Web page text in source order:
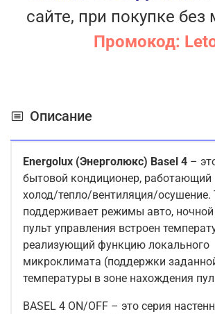
сайте, при покупке
Промокод:
Описание
Energolux (Энерголюкс) Basel 4 –
бытовой кондиционер,
холод/тепло/вентиляция/
поддерживает режимы авто, ночной
пульт управления встроен
реализующий функцию локального
микроклимата (поддержки
температуры в зоне нахождения
BASEL 4 ON/OFF – это серия